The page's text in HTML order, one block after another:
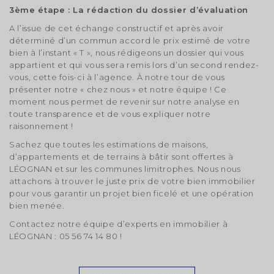
3ème étape : La rédaction du dossier d’évaluation
A l’issue de cet échange constructif et après avoir
déterminé d’un commun accord le prix estimé de votre
bien à l’instant « T », nous rédigeons un dossier qui vous
appartient et qui vous sera remis lors d’un second rendez-
vous, cette fois-ci à l’agence. À notre tour de vous
présenter notre « chez nous » et notre équipe ! Ce
moment nous permet de revenir sur notre analyse en
toute transparence et de vous expliquer notre
raisonnement !
Sachez que toutes les estimations de maisons,
d’appartements et de terrains à bâtir sont offertes à
LÉOGNAN et sur les communes limitrophes. Nous nous
attachons à trouver le juste prix de votre bien immobilier
pour vous garantir un projet bien ficelé et une opération
bien menée.
Contactez notre équipe d’experts en immobilier à
LÉOGNAN : 05 56 74 14 80 !
Déposer mon dossier
Veuillez remplir le formulaire ci-dessous
pour déposer votre dossier
"dépôt
de
dossier
location"
mes données personnelles collectées dans le but d'apporter
politique de protection de la vie privée de l'immobilière du
Chai. Cochez la case pour donner votre consentement.
êtes un
humain,
ne
remplissez
champ.
Salle d'attente
Enregistrez votre recherche et entrez dans la salle
d'attente.
Vous serez notifié par email dès l'arrivée d'une
annonce correspondant à vos critères.
Formulaire
d'attente"
-
Location
données personnelles collectées dans le but d'apporter une
protection de la vie privée de l'immobilière du Chai. Cochez la
Si vous
humain,
ne
remplissez
pas ce
champ.
Salle d'attente
Enregistrez votre recherche et entrez dans la salle
d'attente.
Vous serez notifié par email dès l'arrivée d'une
annonce correspondant à vos critères.
Formulaire
d'attente"
-
Vente
données personnelles collectées dans le but d'apporter une
protection de la vie privée de l'immobilière du Chai. Cochez la
Si vous
humain,
ne
remplissez
pas ce
champ.
Budget min
Budget max
Surface min
Surface max
Vendeur Acquéreur
Bailleur Locataire
Vous n'avez pas de compte ?
Locataire, acquéreur,
rendez-vous en salle d’attente pour que nous
puissions prendre connaissance de vos critères de
ACCÉDER À LA SALLE D'ATTENTE